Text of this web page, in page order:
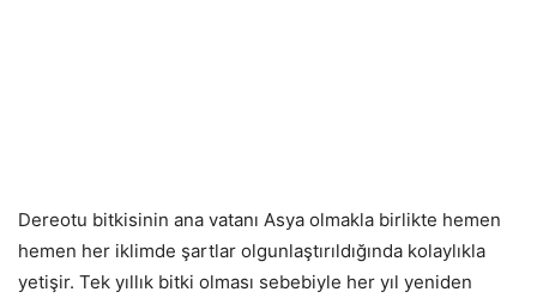
Dereotu bitkisinin ana vatanı Asya olmakla birlikte hemen
hemen her iklimde şartlar olgunlaştırıldığında kolaylıkla
yetişir. Tek yıllık bitki olması sebebiyle her yıl yeniden